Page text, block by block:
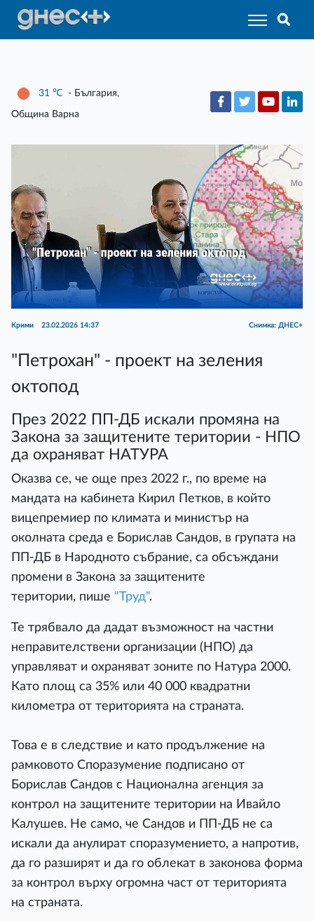
31 ℃ - България,
Община Варна
Крими 23.02.2026 14:37 Снимка: ДНЕС+
"Петрохан" - проект на зеления
октопод
През 2022 ПП-ДБ искали промяна на
Закона за защитените територии - НПО
да охраняват НАТУРА
Оказва се, че още през 2022 г., по време на
мандата на кабинета Кирил Петков, в който
вицепремиер по климата и министър на
околната среда е Борислав Сандов, в групата на
ПП-ДБ в Народното събрание, са обсъждани
промени в Закона за защитените
територии, пише "Труд".
Те трябвало да дадат възможност на частни
неправителствени организации (НПО) да
управляват и охраняват зоните по Натура 2000.
Като площ са 35% или 40 000 квадратни
километра от територията на страната.
Това е в следствие и като продължение на
рамковото Споразумение подписано от
Борислав Сандов с Национална агенция за
контрол на защитените територии на Ивайло
Калушев. Не само, че Сандов и ПП-ДБ не са
искали да анулират споразумението, а напротив,
да го разширят и да го облекат в законова форма
за контрол върху огромна част от територията
на страната.